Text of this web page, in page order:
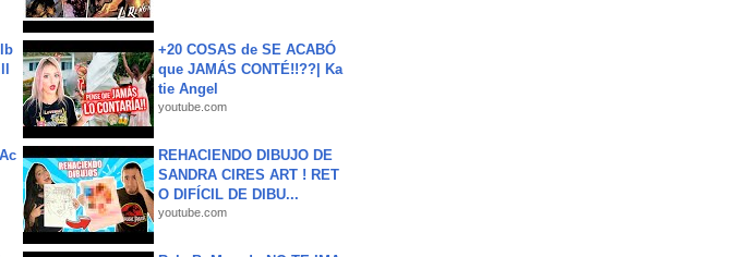
+20 COSAS de SE ACABÓ
que JAMÁS CONTÉ!!??| Ka
tie Angel
youtube.com
REHACIENDO DIBUJO DE
SANDRA CIRES ART ! RET
O DIFÍCIL DE DIBU...
youtube.com